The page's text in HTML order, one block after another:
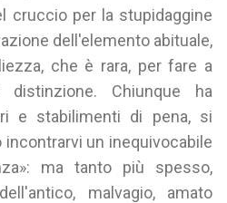
cruccio per la stupidaggine
dell'elemento abituale,
che è rara, per fare a
Chiunque ha
e stabilimenti di pena, si
un inequivocabile
ma tanto più spesso,
malvagio, amato